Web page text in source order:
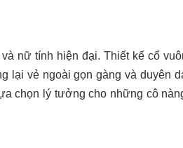
nữ tính hiện đại. Thiết kế cổ
lại vẻ ngoài gọn gàng và duyên
chọn lý tưởng cho những cô